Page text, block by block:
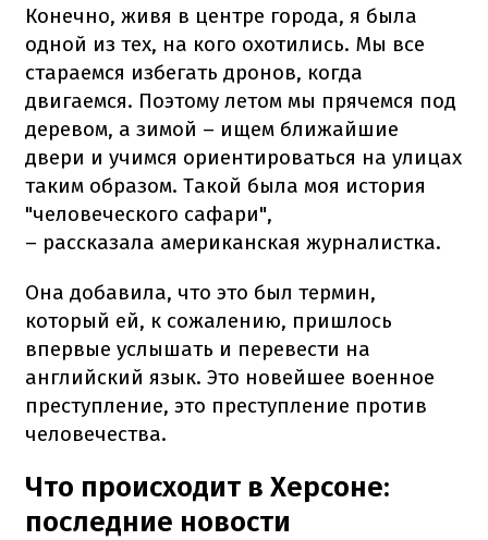
Конечно, живя в центре города, я была
одной из тех, на кого охотились. Мы все
стараемся избегать дронов, когда
двигаемся. Поэтому летом мы прячемся под
деревом, а зимой – ищем ближайшие
двери и учимся ориентироваться на улицах
таким образом. Такой была моя история
"человеческого сафари",
– рассказала американская журналистка.
Она добавила, что это был термин,
который ей, к сожалению, пришлось
впервые услышать и перевести на
английский язык. Это новейшее военное
преступление, это преступление против
человечества.
Что происходит в Херсоне:
последние новости